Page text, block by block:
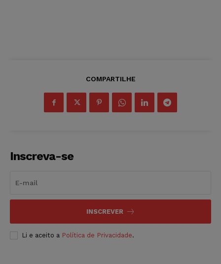
COMPARTILHE
Inscreva-se
INSCREVER
Li e aceito a Política de Privacidade.